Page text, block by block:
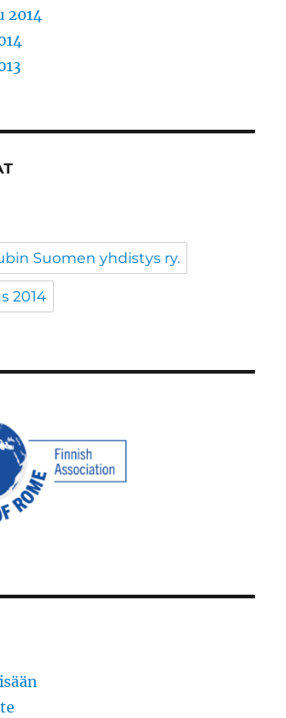
2014
Suomen yhdistys ry.
2014